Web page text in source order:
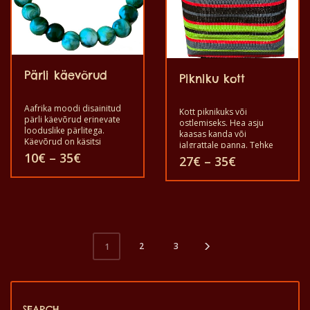
saab
teha
tootelehel.
teha
tootelehel.
Pärli käevõrud
Aafrika moodi disainitud
pärli käevõrud erinevate
looduslike pärlitega.
Käevõrud on käsitsi
valmistatud ja helmede
keskel on elastne niit. See
võimaldab seda kanda igal
10€ – 35€Hinnavahemik:
kuni
Pikniku kott
Kott piknikuks või
ostlemiseks. Hea asju
kaasas kanda või
jalgrattale panna. Tehke
oma valik.
27€ – 35€
kuni
mitu
1 2 3